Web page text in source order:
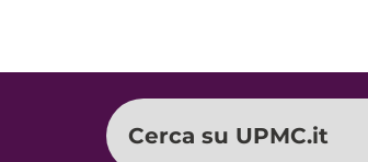
Cerca su UPMC.it